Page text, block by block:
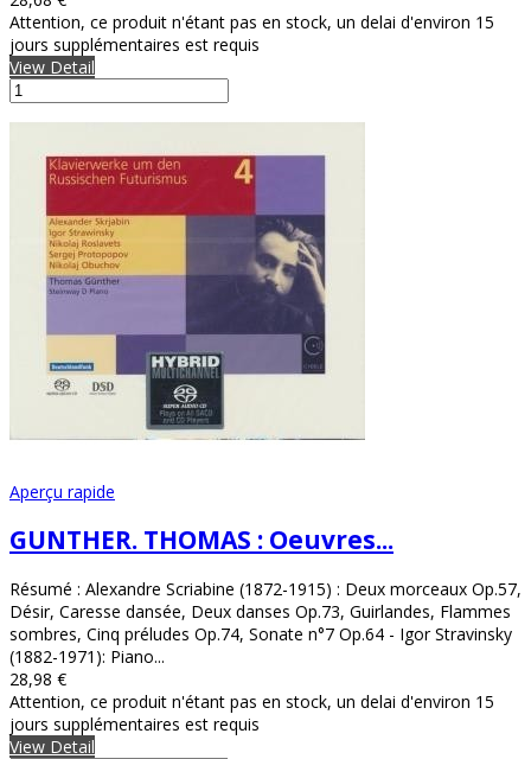
Attention, ce produit n'étant pas en stock, un delai d'environ 15
jours supplémentaires est requis
View Detail
Aperçu rapide
GUNTHER. THOMAS : Oeuvres...
Résumé : Alexandre Scriabine (1872-1915) : Deux morceaux Op.57,
Désir, Caresse dansée, Deux danses Op.73, Guirlandes, Flammes
sombres, Cinq préludes Op.74, Sonate n°7 Op.64 - Igor Stravinsky
(1882-1971): Piano...
28,98 €
Attention, ce produit n'étant pas en stock, un delai d'environ 15
jours supplémentaires est requis
View Detail